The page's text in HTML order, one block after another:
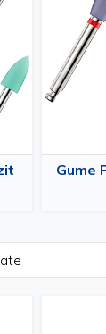
Gume